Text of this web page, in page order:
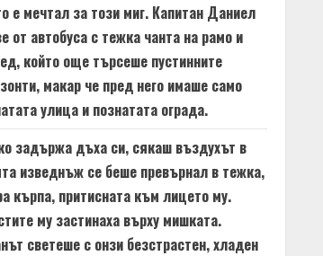
е мечтал за този миг. Капитан Даниел
от автобуса с тежка чанта на рамо и
който още търсеше пустинните
макар че пред него имаше само
улица и познатата ограда.
задържа дъха си, сякаш въздухът в
изведнъж се беше превърнал в тежка,
кърпа, притисната към лицето му.
му застинаха върху мишката.
светеше с онзи безстрастен, хладен